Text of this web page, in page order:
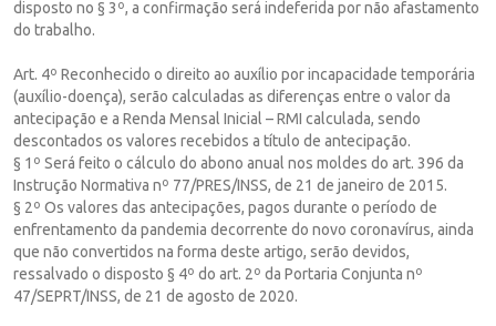
disposto no § 3º, a confirmação será indeferida por não afastamento
do trabalho.
Art. 4º Reconhecido o direito ao auxílio por incapacidade temporária
(auxílio-doença), serão calculadas as diferenças entre o valor da
antecipação e a Renda Mensal Inicial – RMI calculada, sendo
descontados os valores recebidos a título de antecipação.
§ 1º Será feito o cálculo do abono anual nos moldes do art. 396 da
Instrução Normativa nº 77/PRES/INSS, de 21 de janeiro de 2015.
§ 2º Os valores das antecipações, pagos durante o período de
enfrentamento da pandemia decorrente do novo coronavírus, ainda
que não convertidos na forma deste artigo, serão devidos,
ressalvado o disposto § 4º do art. 2º da Portaria Conjunta nº
47/SEPRT/INSS, de 21 de agosto de 2020.